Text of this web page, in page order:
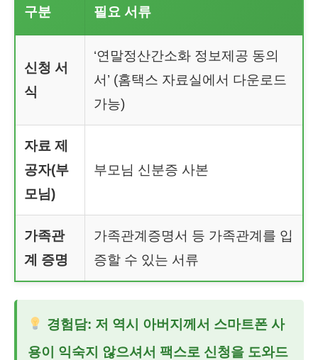
구분 필요 서류
신청 서
식
‘연말정산간소화 정보제공 동의
서’ (홈택스 자료실에서 다운로드
가능)
자료 제
공자(부
모님)
부모님 신분증 사본
가족관
계 증명
가족관계증명서 등 가족관계를 입
증할 수 있는 서류
경험담: 저 역시 아버지께서 스마트폰 사
용이 익숙지 않으셔서 팩스로 신청을 도와드